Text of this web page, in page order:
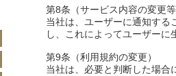
第8条（サービス内容の変更等
当社は、ユーザーに通知する
し、これによってユーザーに
第9条（利用規約の変更）
当社は、必要と判断した場合